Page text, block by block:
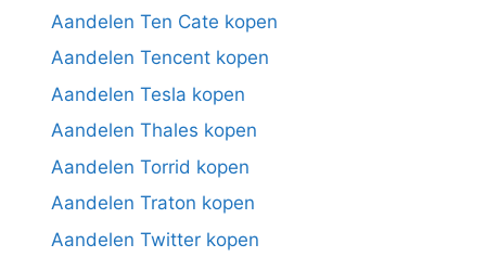
Aandelen Ten Cate kopen
Aandelen Tencent kopen
Aandelen Tesla kopen
Aandelen Thales kopen
Aandelen Torrid kopen
Aandelen Traton kopen
Aandelen Twitter kopen